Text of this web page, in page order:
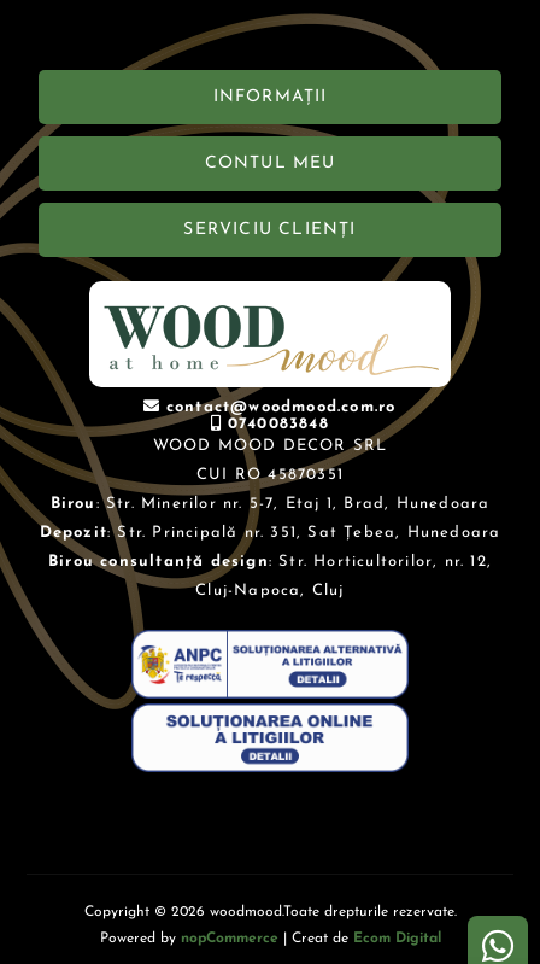
INFORMAȚII
CONTUL MEU
SERVICIU CLIENȚI
contact@woodmood.com.ro
0740083848
WOOD MOOD DECOR SRL
CUI RO 45870351
Birou : Str. Minerilor nr. 5-7, Etaj 1, Brad, Hunedoara
Depozit: Str. Principală nr. 351, Sat Țebea, Hunedoara
Birou consultanță design: Str. Horticultorilor, nr. 12,
Cluj-Napoca, Cluj
Copyright © 2026 woodmood.Toate drepturile rezervate.
Powered by nopCommerce | Creat de Ecom Digital